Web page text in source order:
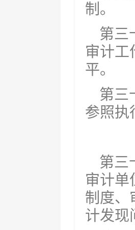
制。
第三
审计工
平。
第三
参照执
第三
审计单
制度、
计发现